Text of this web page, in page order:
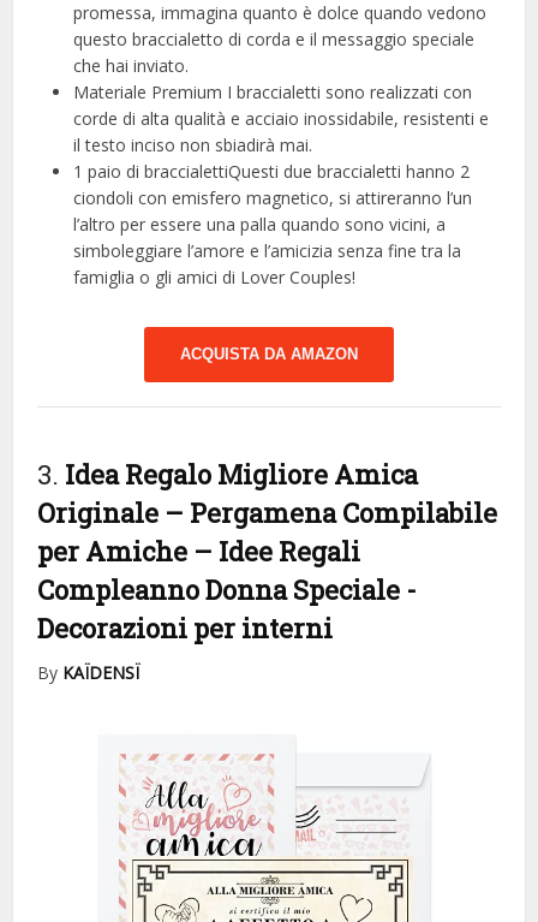
promessa, immagina quanto è dolce quando vedono
questo braccialetto di corda e il messaggio speciale
che hai inviato.
Materiale Premium I braccialetti sono realizzati con
corde di alta qualità e acciaio inossidabile, resistenti e
il testo inciso non sbiadirà mai.
1 paio di braccialettiQuesti due braccialetti hanno 2
ciondoli con emisfero magnetico, si attireranno l’un
l’altro per essere una palla quando sono vicini, a
simboleggiare l’amore e l’amicizia senza fine tra la
famiglia o gli amici di Lover Couples!
ACQUISTA DA AMAZON
3. Idea Regalo Migliore Amica
Originale – Pergamena Compilabile
per Amiche – Idee Regali
Compleanno Donna Speciale -
Decorazioni per interni
By KAÏDENSÏ